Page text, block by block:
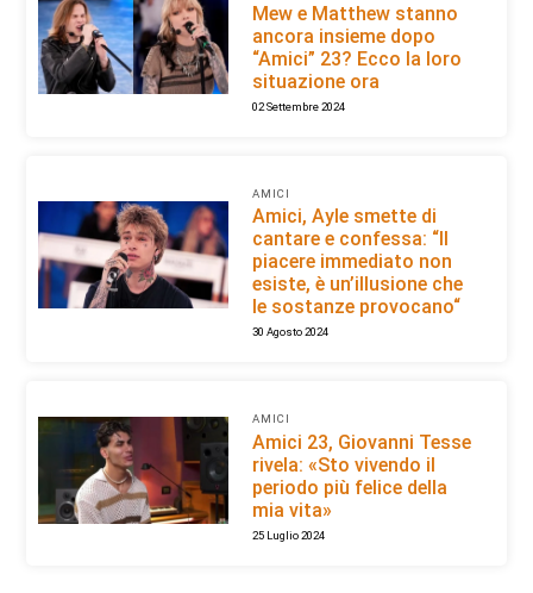
Mew e Matthew stanno
ancora insieme dopo
“Amici” 23? Ecco la loro
situazione ora
02 Settembre 2024
AMICI
Amici, Ayle smette di
cantare e confessa: “Il
piacere immediato non
esiste, è un’illusione che
le sostanze provocano“
30 Agosto 2024
AMICI
Amici 23, Giovanni Tesse
rivela: «Sto vivendo il
periodo più felice della
mia vita»
25 Luglio 2024